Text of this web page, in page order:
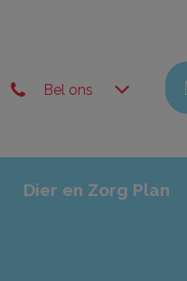
Bel ons
Dier en Zorg Plan